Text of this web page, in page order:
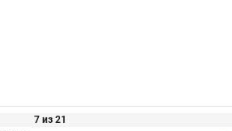
7 из 21